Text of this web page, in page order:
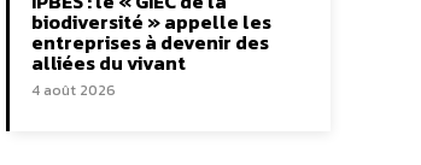
biodiversité » appelle les
entreprises à devenir des
alliées du vivant
4 août 2026